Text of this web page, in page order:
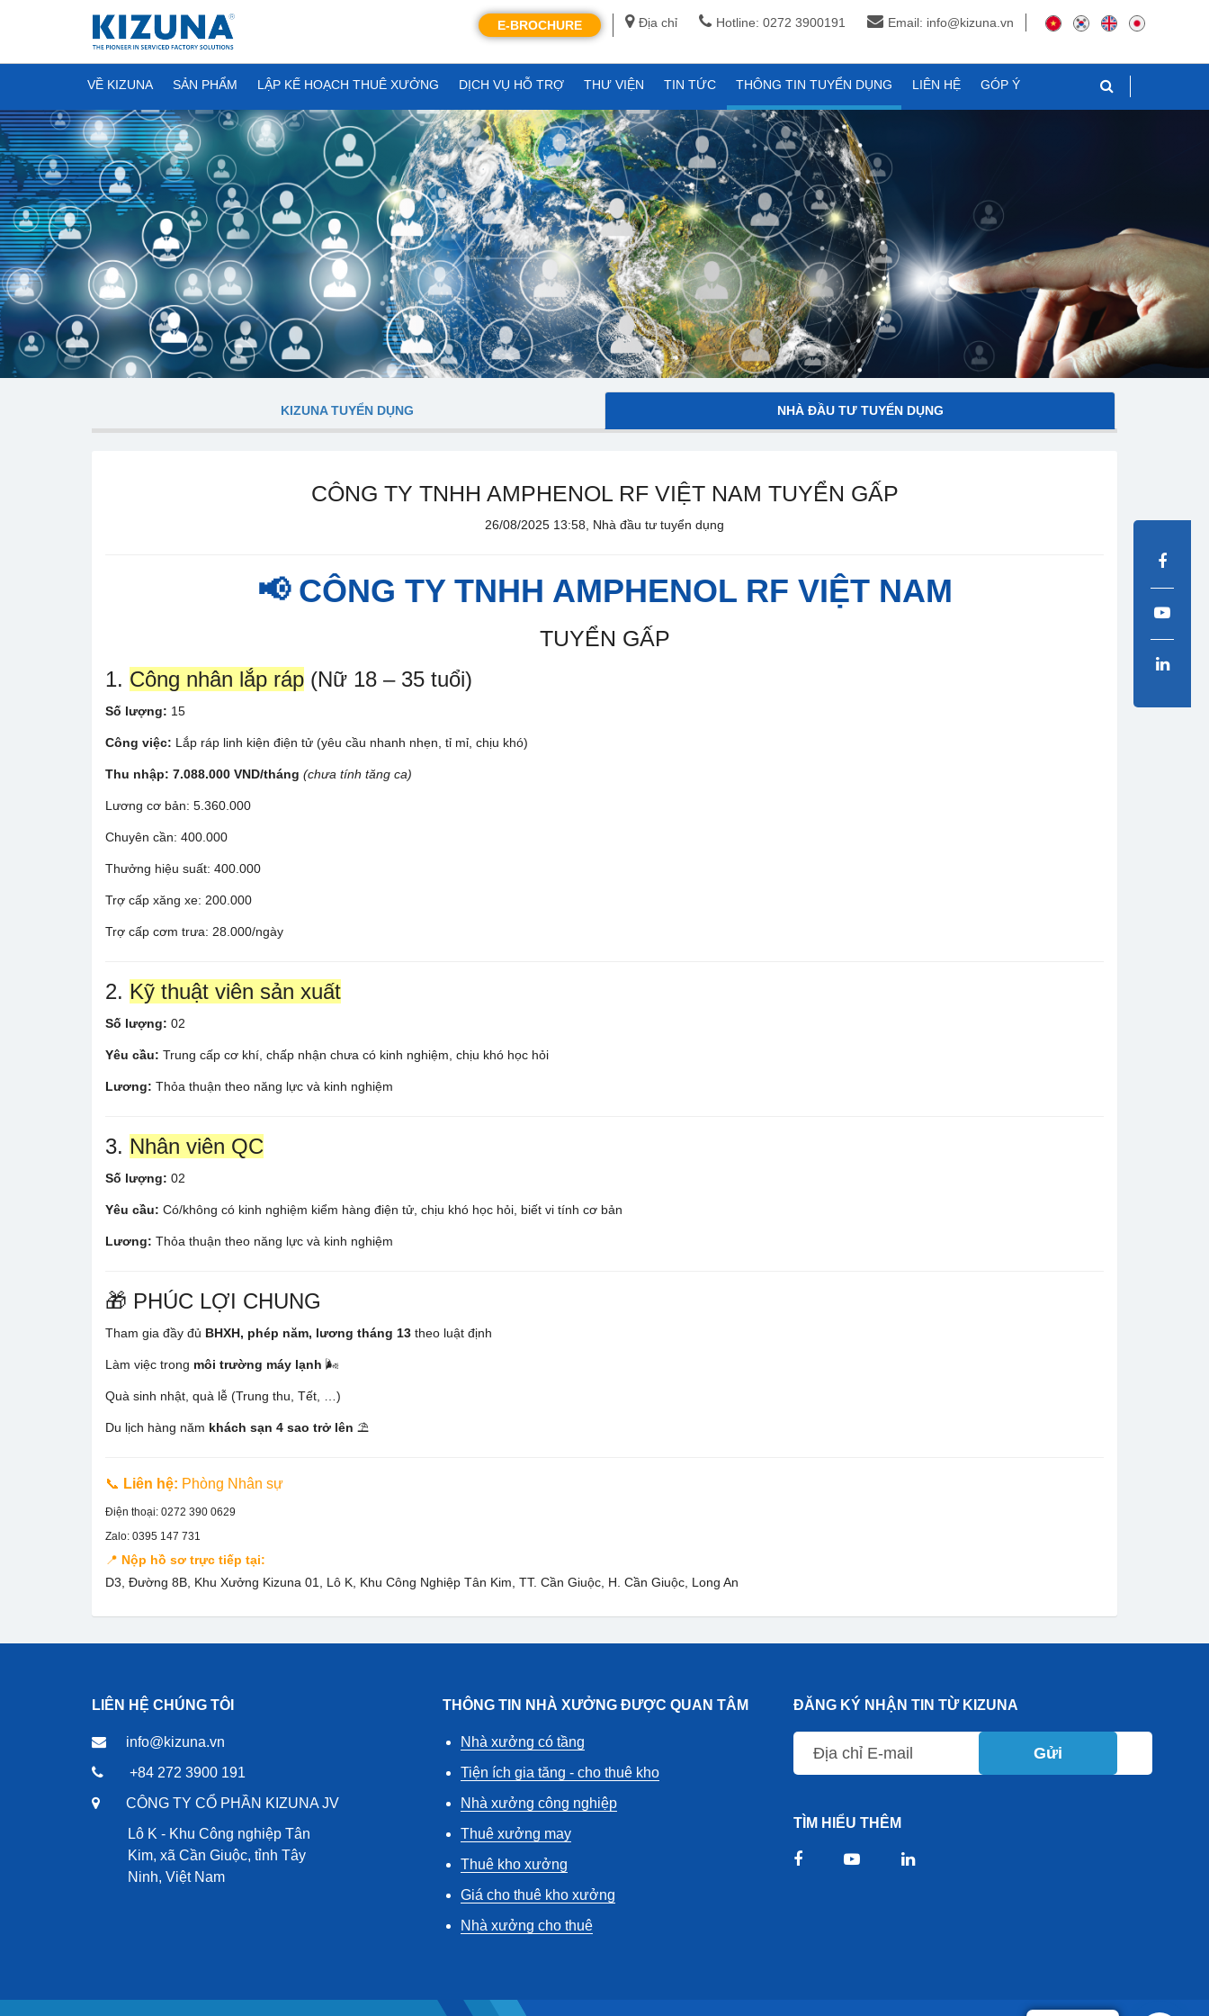
Địa chỉ Hotline: 0272 3900191 Email: info@kizuna.vn
E-BROCHURE
VỀ KIZUNA SẢN PHẨM LẬP KẾ HOẠCH THUÊ XƯỞNG DỊCH VỤ HỖ TRỢ THƯ VIỆN TIN TỨC THÔNG TIN TUYỂN DỤNG LIÊN HỆ GÓP Ý
KIZUNA TUYỂN DỤNG NHÀ ĐẦU TƯ TUYỂN DỤNG
CÔNG TY TNHH AMPHENOL RF VIỆT NAM TUYỂN GẤP
26/08/2025 13:58, Nhà đầu tư tuyển dụng
📢 CÔNG TY TNHH AMPHENOL RF VIỆT NAM
TUYỂN GẤP
1. Công nhân lắp ráp (Nữ 18 – 35 tuổi)
Số lượng: 15
Công việc: Lắp ráp linh kiện điện tử (yêu cầu nhanh nhẹn, tỉ mỉ, chịu khó)
Thu nhập: 7.088.000 VND/tháng (chưa tính tăng ca)
Lương cơ bản: 5.360.000
Chuyên cần: 400.000
Thưởng hiệu suất: 400.000
Trợ cấp xăng xe: 200.000
Trợ cấp cơm trưa: 28.000/ngày
2. Kỹ thuật viên sản xuất
Số lượng: 02
Yêu cầu: Trung cấp cơ khí, chấp nhận chưa có kinh nghiệm, chịu khó học hỏi
Lương: Thỏa thuận theo năng lực và kinh nghiệm
3. Nhân viên QC
Số lượng: 02
Yêu cầu: Có/không có kinh nghiệm kiểm hàng điện tử, chịu khó học hỏi, biết vi tính cơ bản
Lương: Thỏa thuận theo năng lực và kinh nghiệm
🎁 PHÚC LỢI CHUNG
Tham gia đầy đủ BHXH, phép năm, lương tháng 13 theo luật định
Làm việc trong môi trường máy lạnh 🌬
Quà sinh nhật, quà lễ (Trung thu, Tết, …)
Du lịch hàng năm khách sạn 4 sao trở lên ⛱
📞 Liên hệ: Phòng Nhân sự
Điện thoại: 0272 390 0629
Zalo: 0395 147 731
📍 Nộp hồ sơ trực tiếp tại:
D3, Đường 8B, Khu Xưởng Kizuna 01, Lô K, Khu Công Nghiệp Tân Kim, TT. Cần Giuộc, H. Cần Giuộc, Long An
LIÊN HỆ CHÚNG TÔI
info@kizuna.vn
+84 272 3900 191
CÔNG TY CỔ PHẦN KIZUNA JV
Lô K - Khu Công nghiệp Tân
Kim, xã Cần Giuộc, tỉnh Tây
Ninh, Việt Nam
THÔNG TIN NHÀ XƯỞNG ĐƯỢC QUAN TÂM
Nhà xưởng có tầng
Tiện ích gia tăng - cho thuê kho
Nhà xưởng công nghiệp
Thuê xưởng may
Thuê kho xưởng
Giá cho thuê kho xưởng
Nhà xưởng cho thuê
ĐĂNG KÝ NHẬN TIN TỪ KIZUNA
Gửi
TÌM HIỂU THÊM